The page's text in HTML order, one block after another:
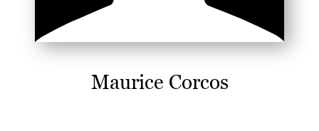
Maurice Corcos